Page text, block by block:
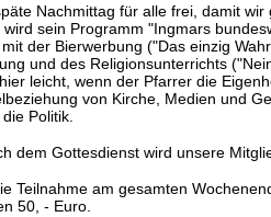
Nachmittag für alle frei, damit
sein Programm "Ingmars
der Bierwerbung ("Das einzig
und des Religionsunterrichts
leicht, wenn der Pfarrer die
von Kirche, Medien und
Politik.
dem Gottesdienst wird unsere
Teilnahme am gesamten
50, - Euro.